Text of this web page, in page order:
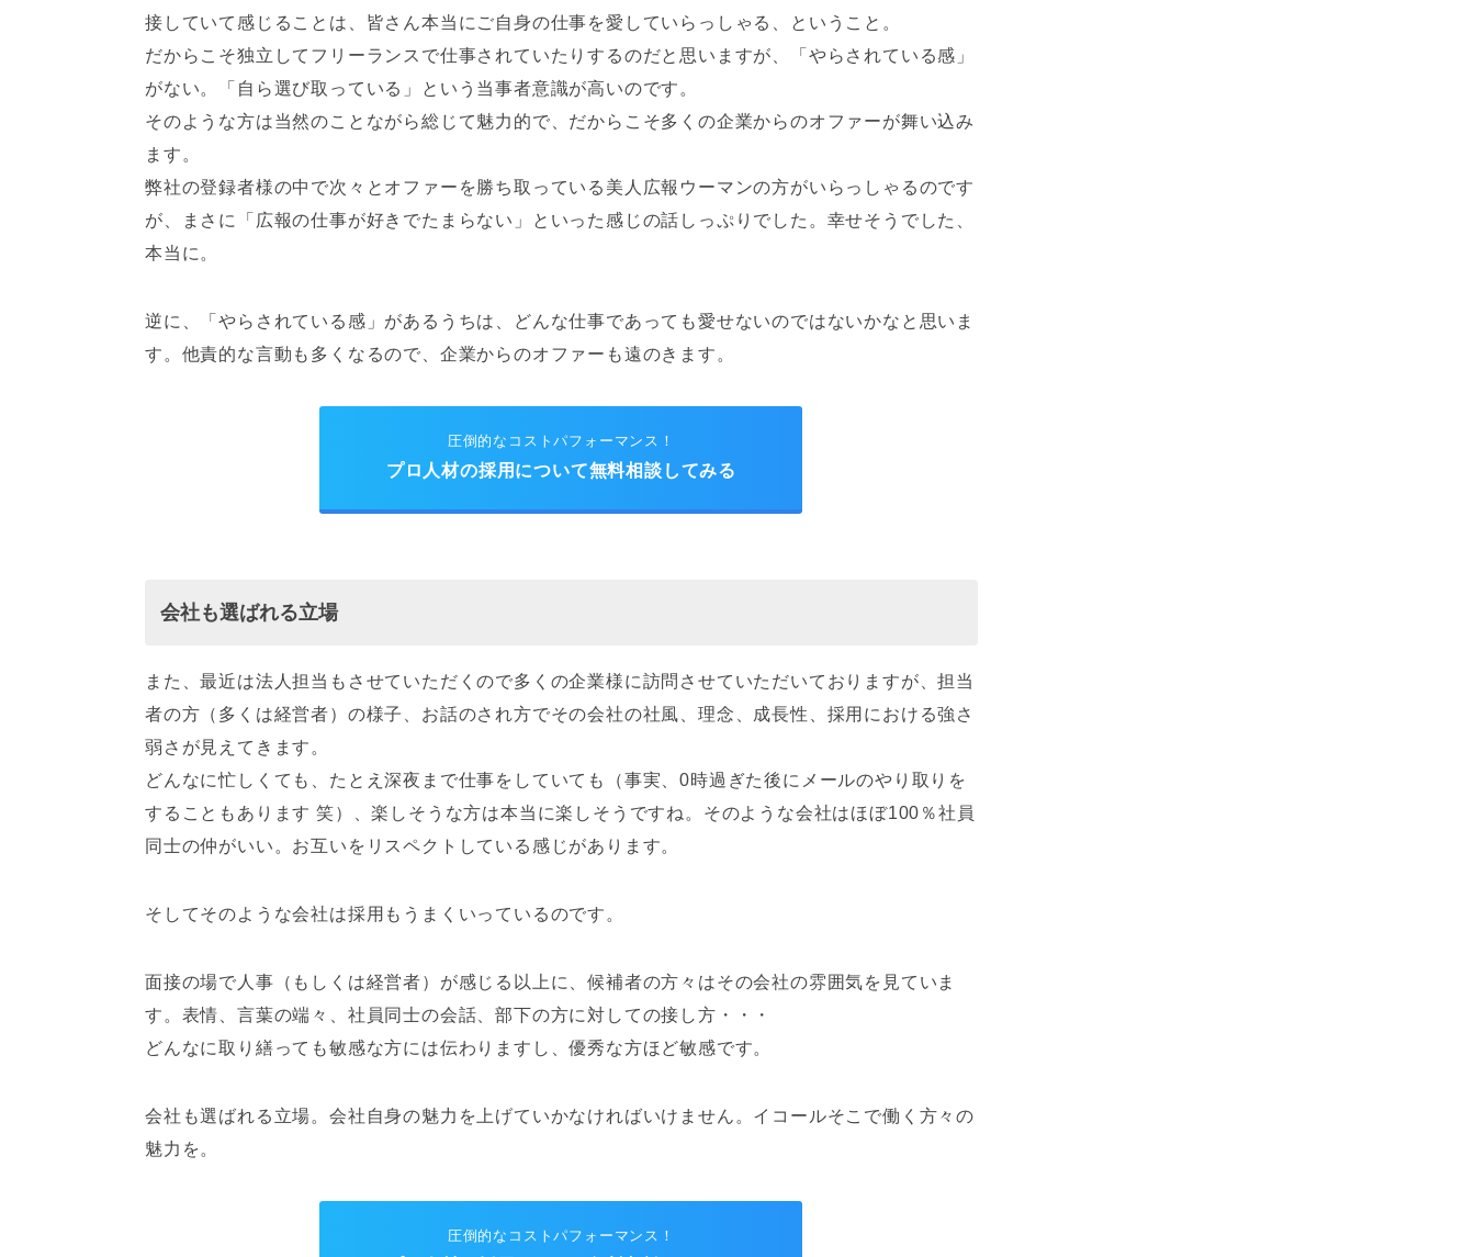
接していて感じることは、皆さん本当にご自身の仕事を愛していらっしゃる、ということ。
だからこそ独立してフリーランスで仕事されていたりするのだと思いますが、「やらされている感」
がない。「自ら選び取っている」という当事者意識が高いのです。
そのような方は当然のことながら総じて魅力的で、だからこそ多くの企業からのオファーが舞い込み
ます。
弊社の登録者様の中で次々とオファーを勝ち取っている美人広報ウーマンの方がいらっしゃるのです
が、まさに「広報の仕事が好きでたまらない」といった感じの話しっぷりでした。幸せそうでした、
本当に。
逆に、「やらされている感」があるうちは、どんな仕事であっても愛せないのではないかなと思いま
す。他責的な言動も多くなるので、企業からのオファーも遠のきます。
圧倒的なコストパフォーマンス！
プロ人材の採用について無料相談してみる
会社も選ばれる立場
また、最近は法人担当もさせていただくので多くの企業様に訪問させていただいておりますが、担当
者の方（多くは経営者）の様子、お話のされ方でその会社の社風、理念、成長性、採用における強さ
弱さが見えてきます。
どんなに忙しくても、たとえ深夜まで仕事をしていても（事実、0時過ぎた後にメールのやり取りを
することもあります 笑）、楽しそうな方は本当に楽しそうですね。そのような会社はほぼ100％社員
同士の仲がいい。お互いをリスペクトしている感じがあります。
そしてそのような会社は採用もうまくいっているのです。
面接の場で人事（もしくは経営者）が感じる以上に、候補者の方々はその会社の雰囲気を見ていま
す。表情、言葉の端々、社員同士の会話、部下の方に対しての接し方・・・
どんなに取り繕っても敏感な方には伝わりますし、優秀な方ほど敏感です。
会社も選ばれる立場。会社自身の魅力を上げていかなければいけません。イコールそこで働く方々の
魅力を。
圧倒的なコストパフォーマンス！